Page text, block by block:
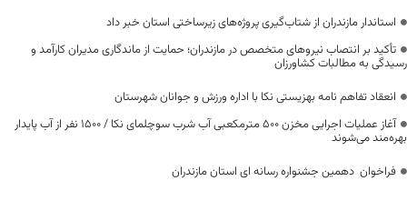
استاندار مازندران از شتاب‌گیری پروژه‌های زیرساختی استان خبر داد
تأکید بر انتصاب نیروهای متخصص در مازندران؛ حمایت از ماندگاری مدیران کارآمد و
رسیدگی به مطالبات کشاورزان
انعقاد تفاهم نامه بهزیستی نکا با اداره ورزش و جوانان شهرستان
آغاز عملیات اجرایی مخزن ۵۰۰ مترمکعبی آب شرب سوچلمای نکا / ۱۵۰۰ نفر از آب پایدار
بهره‌مند می‌شوند
فراخوان دهمین جشنواره رسانه ای استان مازندران